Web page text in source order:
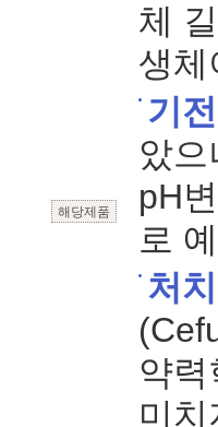
해당제품
체
생체
기전
았으
pH
로
처치
약
미